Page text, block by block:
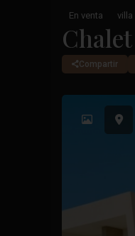
En venta villa
Compartir